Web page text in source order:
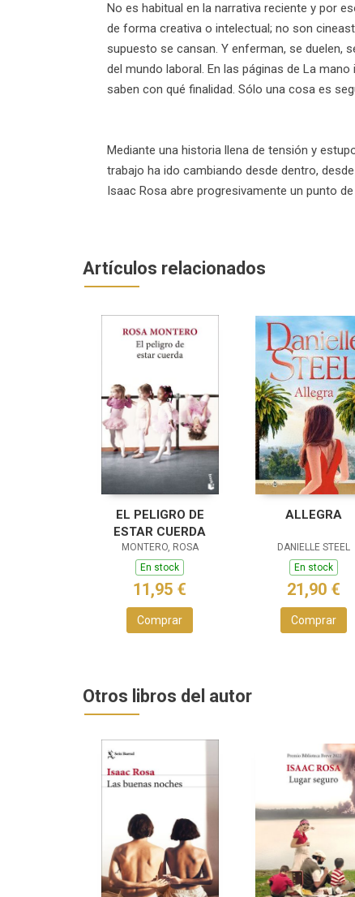
No es habitual en la narrativa reciente y por
de forma creativa o intelectual; no son
supuesto se cansan. Y enferman, se duelen,
del mundo laboral. En las páginas de La
saben con qué finalidad. Sólo una cosa es
Mediante una historia llena de tensión y
trabajo ha ido cambiando desde dentro,
Isaac Rosa abre progresivamente un punto
Artículos relacionados
EL PELIGRO DE
ESTAR CUERDA
MONTERO, ROSA
En stock
11,95 €
Comprar
ALLEGRA
DANIELLE STEEL
En stock
21,90 €
Comprar
Otros libros del autor